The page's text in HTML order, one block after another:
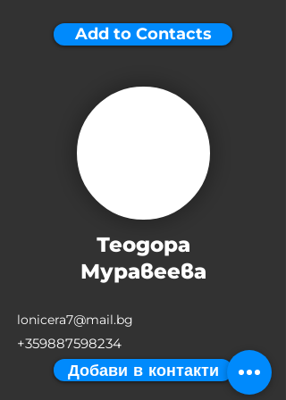
Add to Contacts
Теодора
Муравеева
lonicera7@mail.bg
+359887598234
Добави в контакти